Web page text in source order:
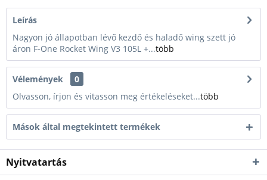
Leírás
Nagyon jó állapotban lévő kezdő és haladő wing szett jó
áron F-One Rocket Wing V3 105L +...több
Vélemények
0
Olvasson, írjon és vitasson meg értékeléseket...több
Mások által megtekintett termékek
Nyitvatartás